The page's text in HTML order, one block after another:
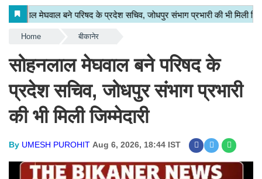
Home बीकानेर
सोहनलाल मेघवाल बने परिषद के
प्रदेश सचिव, जोधपुर संभाग प्रभारी
की भी मिली जिम्मेदारी
By UMESH PUROHIT Aug 6, 2026, 18:44 IST